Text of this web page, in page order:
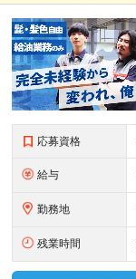
応募資格
給与
勤務地
残業時間